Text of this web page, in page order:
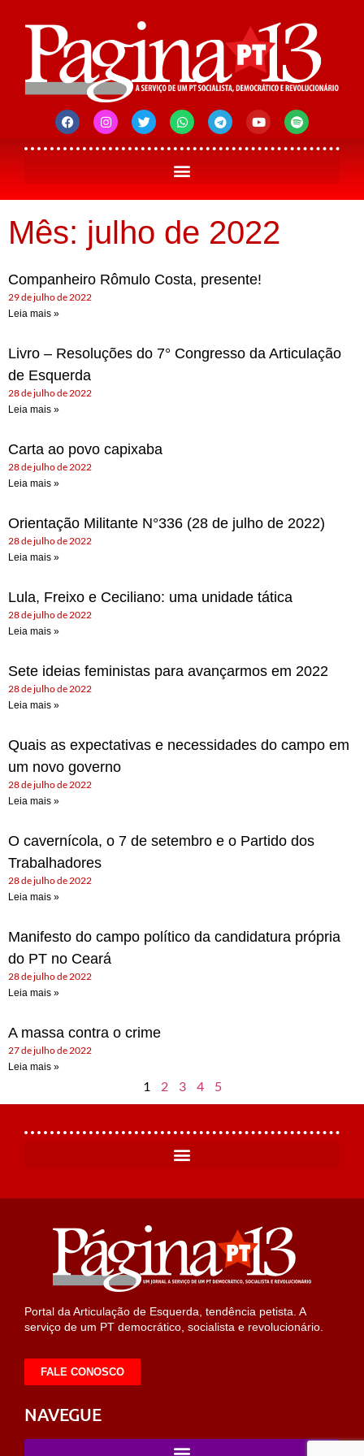
Mês: julho de 2022
Companheiro Rômulo Costa, presente!
29 de julho de 2022
Leia mais »
Livro – Resoluções do 7° Congresso da Articulação
de Esquerda
28 de julho de 2022
Leia mais »
Carta ao povo capixaba
28 de julho de 2022
Leia mais »
Orientação Militante N°336 (28 de julho de 2022)
28 de julho de 2022
Leia mais »
Lula, Freixo e Ceciliano: uma unidade tática
28 de julho de 2022
Leia mais »
Sete ideias feministas para avançarmos em 2022
28 de julho de 2022
Leia mais »
Quais as expectativas e necessidades do campo em
um novo governo
28 de julho de 2022
Leia mais »
O cavernícola, o 7 de setembro e o Partido dos
Trabalhadores
28 de julho de 2022
Leia mais »
Manifesto do campo político da candidatura própria
do PT no Ceará
28 de julho de 2022
Leia mais »
A massa contra o crime
27 de julho de 2022
Leia mais »
1 2 3 4 5
Portal da Articulação de Esquerda, tendência petista. A
serviço de um PT democrático, socialista e revolucionário.
FALE CONOSCO
NAVEGUE